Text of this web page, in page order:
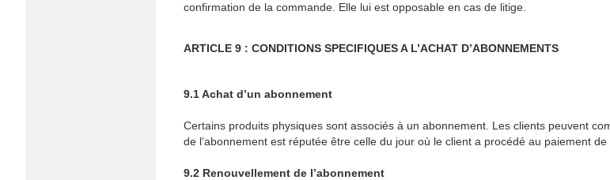
confirmation de la commande. Elle lui est opposable en cas de litige.
ARTICLE 9 : CONDITIONS SPECIFIQUES A L’ACHAT D’ABONNEMENTS
9.1 Achat d’un abonnement
Certains produits physiques sont associés à un abonnement. Les clients peuvent
de l’abonnement est réputée être celle du jour où le client a procédé au paiement de
9.2 Renouvellement de l’abonnement